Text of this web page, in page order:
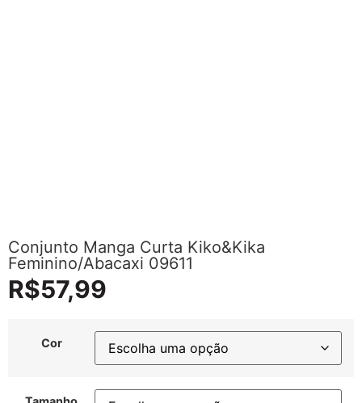
Conjunto Manga Curta Kiko&Kika
Feminino/Abacaxi 09611
R$57,99
Cor